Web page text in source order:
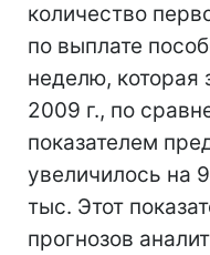
количество
по выплате
неделю, которая
2009 г., по
показателем
увеличилось на
тыс. Этот
прогнозов